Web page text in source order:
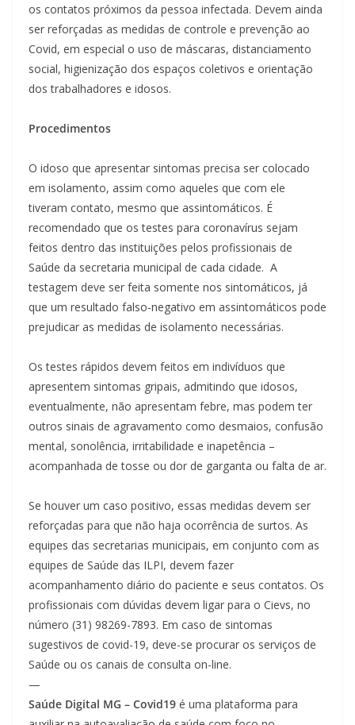
os contatos próximos da pessoa infectada. Devem ainda
ser reforçadas as medidas de controle e prevenção ao
Covid, em especial o uso de máscaras, distanciamento
social, higienização dos espaços coletivos e orientação
dos trabalhadores e idosos.
Procedimentos
O idoso que apresentar sintomas precisa ser colocado
em isolamento, assim como aqueles que com ele
tiveram contato, mesmo que assintomáticos. É
recomendado que os testes para coronavírus sejam
feitos dentro das instituições pelos profissionais de
Saúde da secretaria municipal de cada cidade. A
testagem deve ser feita somente nos sintomáticos, já
que um resultado falso-negativo em assintomáticos pode
prejudicar as medidas de isolamento necessárias.
Os testes rápidos devem feitos em indivíduos que
apresentem sintomas gripais, admitindo que idosos,
eventualmente, não apresentam febre, mas podem ter
outros sinais de agravamento como desmaios, confusão
mental, sonolência, irritabilidade e inapetência –
acompanhada de tosse ou dor de garganta ou falta de ar.
Se houver um caso positivo, essas medidas devem ser
reforçadas para que não haja ocorrência de surtos. As
equipes das secretarias municipais, em conjunto com as
equipes de Saúde das ILPI, devem fazer
acompanhamento diário do paciente e seus contatos. Os
profissionais com dúvidas devem ligar para o Cievs, no
número (31) 98269-7893. Em caso de sintomas
sugestivos de covid-19, deve-se procurar os serviços de
Saúde ou os canais de consulta on-line.
—
Saúde Digital MG – Covid19 é uma plataforma para